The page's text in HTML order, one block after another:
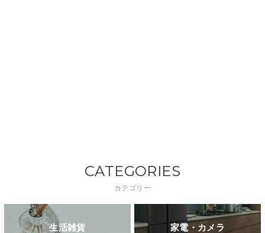
CATEGORIES
カテゴリー
生活雑貨 家電・カメラ